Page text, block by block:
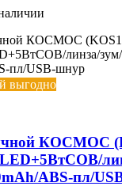
выгодно
КОСМОС
ABS-пл/